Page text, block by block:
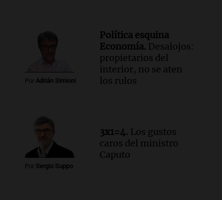
Audio.El Tesoro Nacional captura 12
billones de pesos y genera excedente de
liquidez de 4 billones
Panorama Federal
según San Ignacio de Loyola
Panorama Federal
Episodios
Audio.Tormentas y filtraciones: "El
agua entra por donde menos
Por Adrián Simioni
Política esquina
Economía. Desalojos:
propietarios del
interior, no se aten
los rulos
Por Sergio Suppo
3x1=4. Los gustos
caros del ministro
Caputo